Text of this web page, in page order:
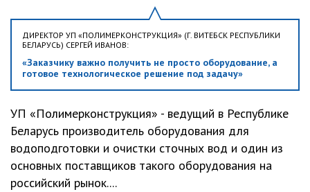
ДИРЕКТОР УП «ПОЛИМЕРКОНСТРУКЦИЯ» (Г. ВИТЕБСК РЕСПУБЛИКИ
БЕЛАРУСЬ) СЕРГЕЙ ИВАНОВ:
«Заказчику важно получить не просто оборудование, а
готовое технологическое решение под задачу»
УП «Полимерконструкция» - ведущий в Республике
Беларусь производитель оборудования для
водоподготовки и очистки сточных вод и один из
основных поставщиков такого оборудования на
российский рынок....